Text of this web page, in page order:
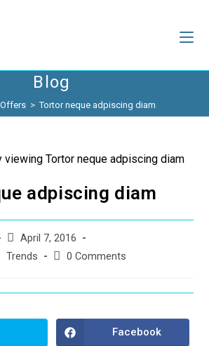
Blog
> Tortor neque adpiscing diam
adpiscing diam
Post
published:
April 7, 2016
Trends
Post0 Comments
Opens
Facebook